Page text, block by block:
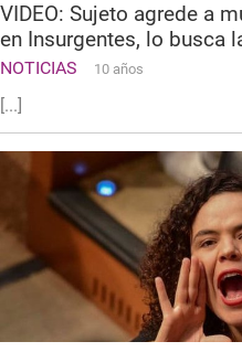
VIDEO: Sujeto agrede a
en Insurgentes, lo busca
NOTICIAS 10 años
[...]